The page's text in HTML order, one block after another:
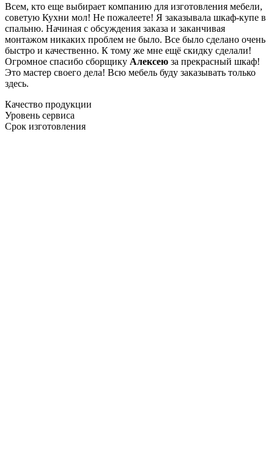
Всем, кто еще выбирает компанию для изготовления мебели,
советую Кухни мол! Не пожалеете! Я заказывала шкаф-купе в
спальню. Начиная с обсуждения заказа и заканчивая
монтажом никаких проблем не было. Все было сделано очень
быстро и качественно. К тому же мне ещё скидку сделали!
Огромное спасибо сборщику Алексею за прекрасный шкаф!
Это мастер своего дела! Всю мебель буду заказывать только
здесь.
Качество продукции
Уровень сервиса
Срок изготовления